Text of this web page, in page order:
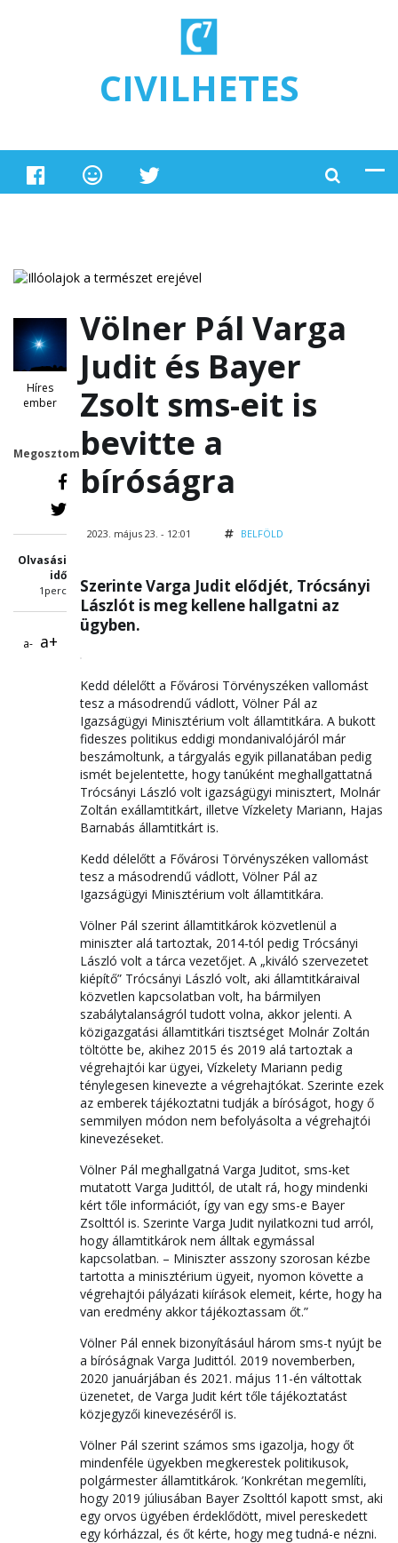
CIVILHETES
Híres
ember
Megosztom
Olvasási
idő
1perc
a- a+
Völner Pál Varga
Judit és Bayer
Zsolt sms-eit is
bevitte a
bíróságra
2023. május 23. - 12:01 BELFÖLD
Szerinte Varga Judit elődjét, Trócsányi
Lászlót is meg kellene hallgatni az
ügyben.
Kedd délelőtt a Fővárosi Törvényszéken vallomást
tesz a másodrendű vádlott, Völner Pál az
Igazságügyi Minisztérium volt államtitkára. A bukott
fideszes politikus eddigi mondanivalójáról már
beszámoltunk, a tárgyalás egyik pillanatában pedig
ismét bejelentette, hogy tanúként meghallgattatná
Trócsányi László volt igazságügyi minisztert, Molnár
Zoltán exállamtitkárt, illetve Vízkelety Mariann, Hajas
Barnabás államtitkárt is.
Kedd délelőtt a Fővárosi Törvényszéken vallomást
tesz a másodrendű vádlott, Völner Pál az
Igazságügyi Minisztérium volt államtitkára.
Völner Pál szerint államtitkárok közvetlenül a
miniszter alá tartoztak, 2014-tól pedig Trócsányi
László volt a tárca vezetőjet. A „kiváló szervezetet
kiépítő” Trócsányi László volt, aki államtitkáraival
közvetlen kapcsolatban volt, ha bármilyen
szabálytalanságról tudott volna, akkor jelenti. A
közigazgatási államtitkári tisztséget Molnár Zoltán
töltötte be, akihez 2015 és 2019 alá tartoztak a
végrehajtói kar ügyei, Vízkelety Mariann pedig
ténylegesen kinevezte a végrehajtókat. Szerinte ezek
az emberek tájékoztatni tudják a bíróságot, hogy ő
semmilyen módon nem befolyásolta a végrehajtói
kinevezéseket.
Völner Pál meghallgatná Varga Juditot, sms-ket
mutatott Varga Judittól, de utalt rá, hogy mindenki
kért tőle információt, így van egy sms-e Bayer
Zsolttól is. Szerinte Varga Judit nyilatkozni tud arról,
hogy államtitkárok nem álltak egymással
kapcsolatban. – Miniszter asszony szorosan kézbe
tartotta a minisztérium ügyeit, nyomon követte a
végrehajtói pályázati kiírások elemeit, kérte, hogy ha
van eredmény akkor tájékoztassam őt.”
Völner Pál ennek bizonyításául három sms-t nyújt be
a bíróságnak Varga Judittól. 2019 novemberben,
2020 januárjában és 2021. május 11-én váltottak
üzenetet, de Varga Judit kért tőle tájékoztatást
közjegyzői kinevezéséről is.
Völner Pál szerint számos sms igazolja, hogy őt
mindenféle ügyekben megkerestek politikusok,
polgármester államtitkárok. ’Konkrétan megemlíti,
hogy 2019 júliusában Bayer Zsolttól kapott smst, aki
egy orvos ügyében érdeklődött, mivel pereskedett
egy kórházzal, és őt kérte, hogy meg tudná-e nézni.